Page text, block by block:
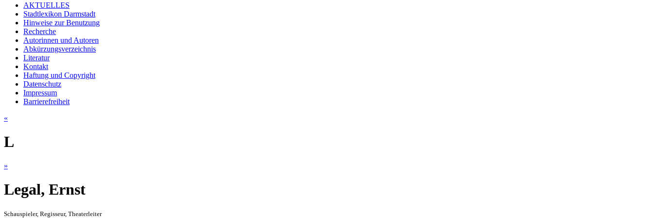
AKTUELLES
Stadtlexikon Darmstadt
Hinweise zur Benutzung
Recherche
Autorinnen und Autoren
Abkürzungsverzeichnis
Literatur
Kontakt
Haftung und Copyright
Datenschutz
Impressum
Barrierefreiheit
«
L
»
Legal, Ernst
Schauspieler, Regisseur, Theaterleiter